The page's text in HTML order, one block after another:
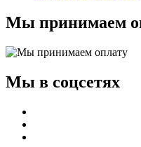
Мы принимаем
Мы в соцсетях